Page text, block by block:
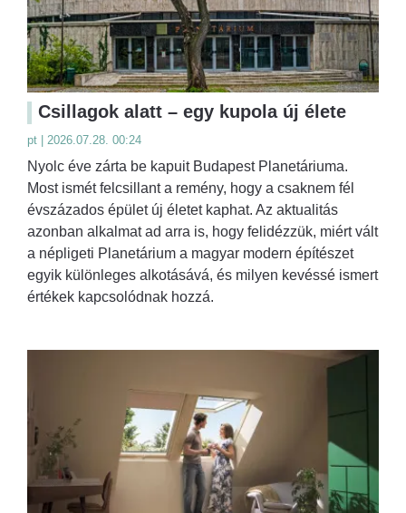
Csillagok alatt – egy kupola új élete
pt | 2026.07.28. 00:24
Nyolc éve zárta be kapuit Budapest Planetáriuma.
Most ismét felcsillant a remény, hogy a csaknem fél
évszázados épület új életet kaphat. Az aktualitás
azonban alkalmat ad arra is, hogy felidézzük, miért vált
a népligeti Planetárium a magyar modern építészet
egyik különleges alkotásává, és milyen kevéssé ismert
értékek kapcsolódnak hozzá.